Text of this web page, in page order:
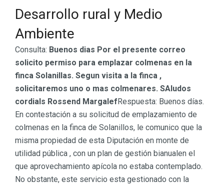
Desarrollo rural y Medio
Ambiente
Consulta: Buenos dias Por el presente correo
solicito permiso para emplazar colmenas en la
finca Solanillas. Segun visita a la finca ,
solicitaremos uno o mas colmenares. SAludos
cordials Rossend MargalefRespuesta: Buenos días.
En contestación a su solicitud de emplazamiento de
colmenas en la finca de Solanillos, le comunico que la
misma propiedad de esta Diputación en monte de
utilidad pública , con un plan de gestión bianualen el
que aprovechamiento apícola no estaba contemplado.
No obstante, este servicio esta gestionado con la